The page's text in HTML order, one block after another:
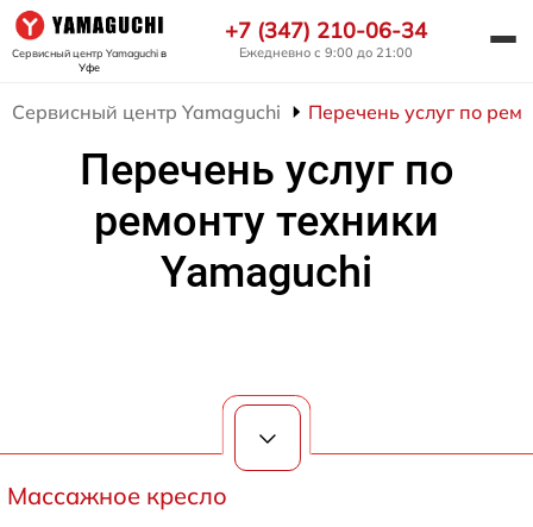
Сервисный центр Yamaguchiв
Уфе
+7 (347) 210-06-34
Ежедневно с 9:00 до 21:00
Сервисный центр Yamaguchi Перечень услуг по
Перечень услуг по
ремонту техники
Yamaguchi
Массажное кресло